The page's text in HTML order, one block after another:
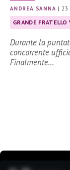
ANDREA SANNA |23
GRANDE FRATELLO
Durante la
concorrente
Finalmente…